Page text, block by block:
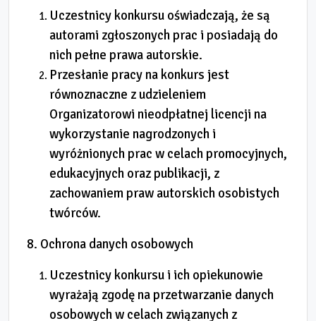
Uczestnicy konkursu oświadczają, że są
autorami zgłoszonych prac i posiadają do
nich pełne prawa autorskie.
Przesłanie pracy na konkurs jest
równoznaczne z udzieleniem
Organizatorowi nieodpłatnej licencji na
wykorzystanie nagrodzonych i
wyróżnionych prac w celach promocyjnych,
edukacyjnych oraz publikacji, z
zachowaniem praw autorskich osobistych
twórców.
8. Ochrona danych osobowych
Uczestnicy konkursu i ich opiekunowie
wyrażają zgodę na przetwarzanie danych
osobowych w celach związanych z